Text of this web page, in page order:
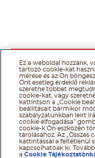
@Ferrero 2026 All rights
Felhasználás Feltételei
Ez a weboldal hozzánk,
tartozó cookie-kat
mérése és az Ön
Önt esetleg érdeklő
szeretne többet
cookie-kat, vagy
kattintson a „Cookie
beállításait bármikor
szabályzatunkban leírt
cookie elfogadása”
cookie-k Ön eszközén
tárolásához. Az „Összes
kattintással a feltétlenül
kapcsolhatóak ki.
aCookie